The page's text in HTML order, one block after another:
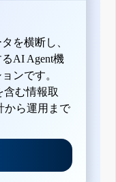
を横断し、
AI Agent機
ンです。
含む情報取
から運用まで